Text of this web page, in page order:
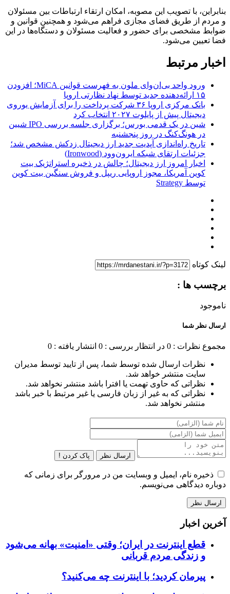
بنابراین، با تصویب این مصوبه، امکان ارتقاء ارتباطات بین مسئولان
و مردم از طریق فضای مجازی فراهم می‌شود و همچنین قوانین و
ضوابط مشخصی برای حضور و فعالیت مسئولان و دستگاه‌ها در این
فضا تعیین می‌شود.
اخبار مرتبط
ورود واحد بی‌ان‌وای ملون به فهرست قوانین MiCA؛ افزودن
۱۵ ارائه‌دهنده جدید توسط نهاد نظارتی اروپا
بانک مرکزی اروپا ۳۶ شرکت پرداخت را برای آزمایش یوروی
دیجیتال پیش از پایلوت ۲۰۲۷ انتخاب کرد
شین در یک قدمی بورس؛ برگزاری جلسه بررسی IPO شیین
در هونگ‌کنگ در روز پنجشنبه
تاریخ راه‌اندازی آپدیت جدید ارز دیجیتال زدکش مشخص شد؛
جزئیات ارتقای شبکه ایرون‌وود (Ironwood)
اخبار امروز ارز دیجیتال؛ چالش در ذخیره استراتژیک بیت
کوین آمریکا، مجوز اروپایی ریپل و فروش سنگین بیت کوین
توسط Strategy
لینک کوتاه
برچسب ها :
ناموجود
ارسال نظر شما
مجموع نظرات : 0 در انتظار بررسی : 0 انتشار یافته : 0
نظرات ارسال شده توسط شما، پس از تایید توسط مدیران
سایت منتشر خواهد شد.
نظراتی که حاوی تهمت یا افترا باشد منتشر نخواهد شد.
نظراتی که به غیر از زبان فارسی یا غیر مرتبط با خبر باشد
منتشر نخواهد شد.
ارسال نظر پاک کردن !
ذخیره نام، ایمیل و وبسایت من در مرورگر برای زمانی که
دوباره دیدگاهی می‌نویسم.
آخرین اخبار
قطع اینترنت در ایران؛ وقتی «امنیت» بهانه می‌شود
و زندگی مردم قربانی
پیرمان کردید؛ با اینترنت چه می‌کنید؟